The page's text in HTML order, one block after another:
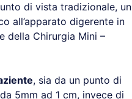
di vista tradizionale, un
all’apparato digerente in
della Chirurgia Mini –
, sia da un punto di
5mm ad 1 cm, invece di